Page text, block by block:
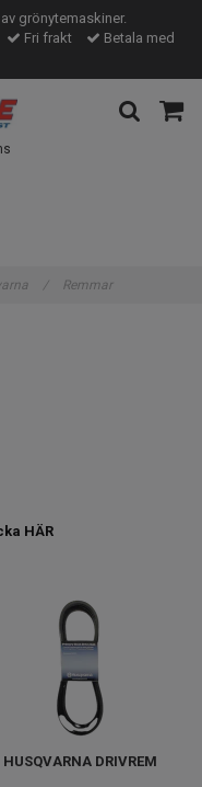
grönytemaskiner.
Fri frakt
Betala med
/ Remmar
HÄR
HUSQVARNA DRIVREM